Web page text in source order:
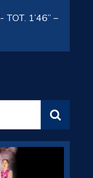
TOT. 1’46” –